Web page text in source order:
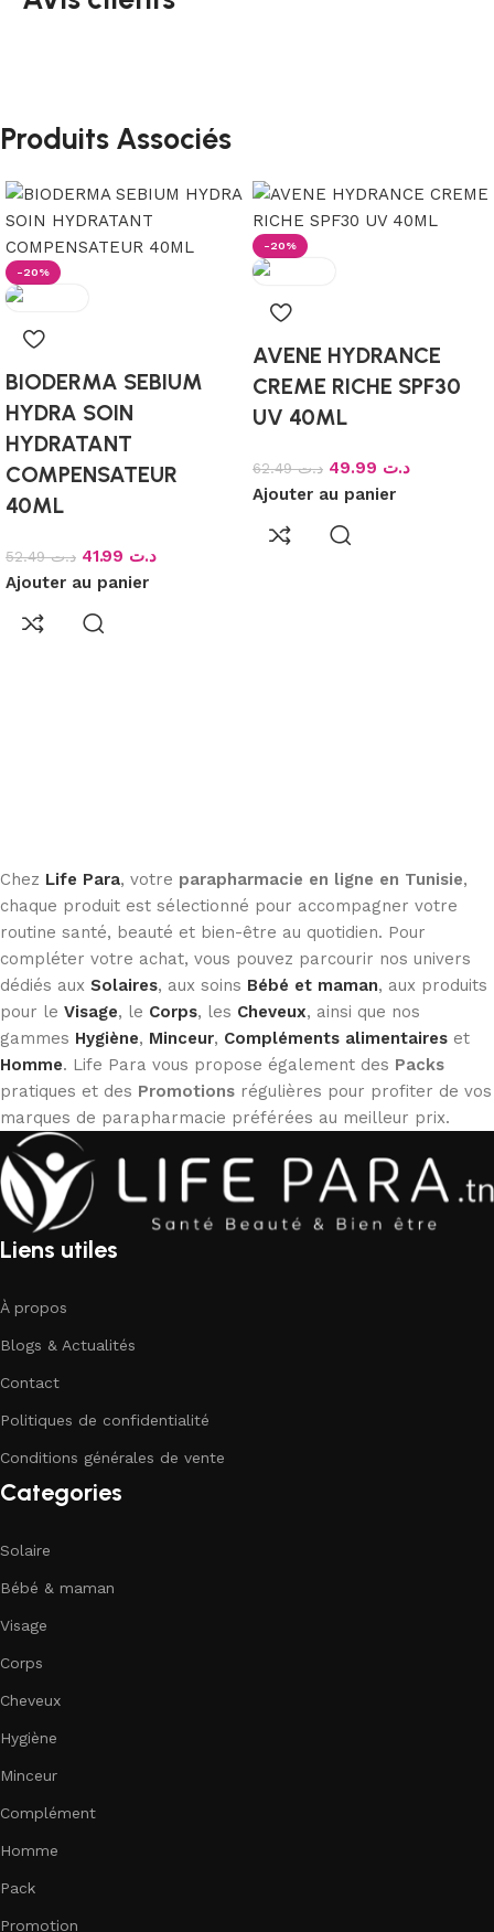
Produits Associés
-20%
BIODERMA SEBIUM
HYDRA SOIN
HYDRATANT
COMPENSATEUR
40ML
د.ت52.49 د.ت
Ajouter au panier
-20%
AVENE HYDRANCE
CREME RICHE SPF30
UV 40ML
د.ت62.49 د.ت
Ajouter au panier
Chez Life Para, votre parapharmacie en ligne en Tunisie,
chaque produit est sélectionné pour accompagner votre
routine santé, beauté et bien-être au quotidien. Pour
compléter votre achat, vous pouvez parcourir nos univers
dédiés aux Solaires, aux soins Bébé et maman, aux produits
pour le Visage, le Corps, les Cheveux, ainsi que nos
gammes Hygiène, Minceur, Compléments alimentaires et
Homme. Life Para vous propose également des Packs
pratiques et des Promotions régulières pour profiter de vos
marques de parapharmacie préférées au meilleur prix.
Liens utiles
À propos
Blogs & Actualités
Contact
Politiques de confidentialité
Conditions générales de vente
Categories
Solaire
Bébé & maman
Visage
Corps
Cheveux
Hygiène
Minceur
Complément
Homme
Pack
Promotion